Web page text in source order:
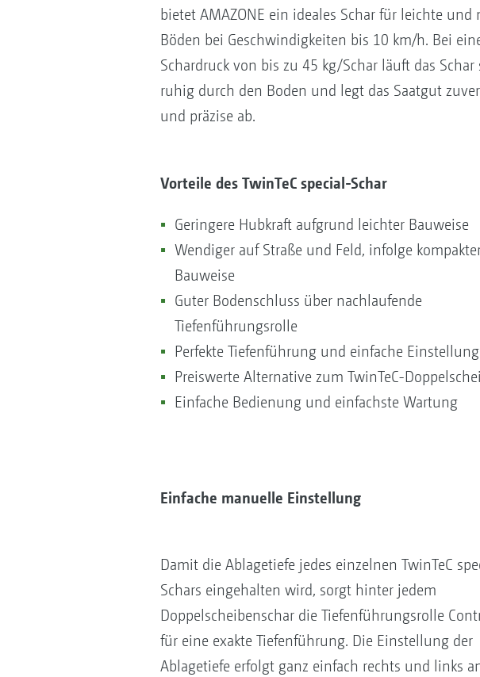
bietet AMAZONE ein ideales Schar für leichte und
Böden bei Geschwindigkeiten bis 10 km/h. Bei
Schardruck von bis zu 45 kg/Schar läuft das Schar
ruhig durch den Boden und legt das Saatgut
und präzise ab.
Vorteile des TwinTeC special-Schar
Geringere Hubkraft aufgrund leichter Bauweise
Wendiger auf Straße und Feld, infolge
Bauweise
Guter Bodenschluss über nachlaufende
Tiefenführungsrolle
Perfekte Tiefenführung und einfache
Preiswerte Alternative zum TwinTeC-
Einfache Bedienung und einfachste Wartung
Einfache manuelle Einstellung
Damit die Ablagetiefe jedes einzelnen TwinTeC
Schars eingehalten wird, sorgt hinter jedem
Doppelscheibenschar die Tiefenführungsrolle
für eine exakte Tiefenführung. Die Einstellung der
Ablagetiefe erfolgt ganz einfach rechts und links